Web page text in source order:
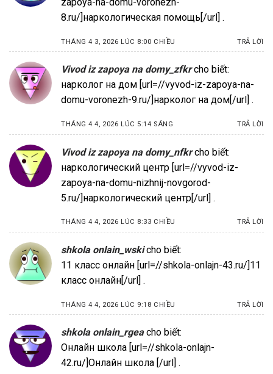
8.ru/]наркологическая помощь[/url] .
THÁNG 4 3, 2026 LÚC 8:00 CHIỀU TRẢ LỜI
Vivod iz zapoya na domy_zfkr cho biết:
нарколог на дом [url=//vyvod-iz-zapoya-na-
domu-voronezh-9.ru/]нарколог на дом[/url] .
THÁNG 4 4, 2026 LÚC 5:14 SÁNG TRẢ LỜI
Vivod iz zapoya na domy_nfkr cho biết:
наркологический центр [url=//vyvod-iz-
zapoya-na-domu-nizhnij-novgorod-
5.ru/]наркологический центр[/url] .
THÁNG 4 4, 2026 LÚC 8:33 CHIỀU TRẢ LỜI
shkola onlain_wski cho biết:
11 класс онлайн [url=//shkola-onlajn-43.ru/]11
класс онлайн[/url] .
THÁNG 4 4, 2026 LÚC 9:18 CHIỀU TRẢ LỜI
shkola onlain_rgea cho biết:
Онлайн школа [url=//shkola-onlajn-
42.ru/]Онлайн школа [/url] .